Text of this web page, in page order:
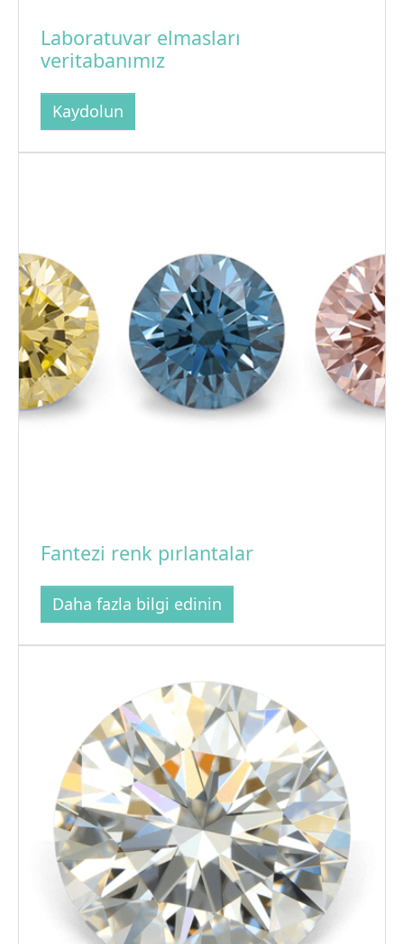
Laboratuvar elmasları
veritabanımız
Kaydolun
Fantezi renk pırlantalar
Daha fazla bilgi edinin